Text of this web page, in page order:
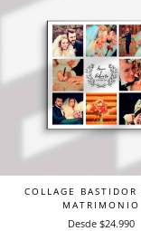
COLLAGE
MATRIMONIO
Desde $24.990